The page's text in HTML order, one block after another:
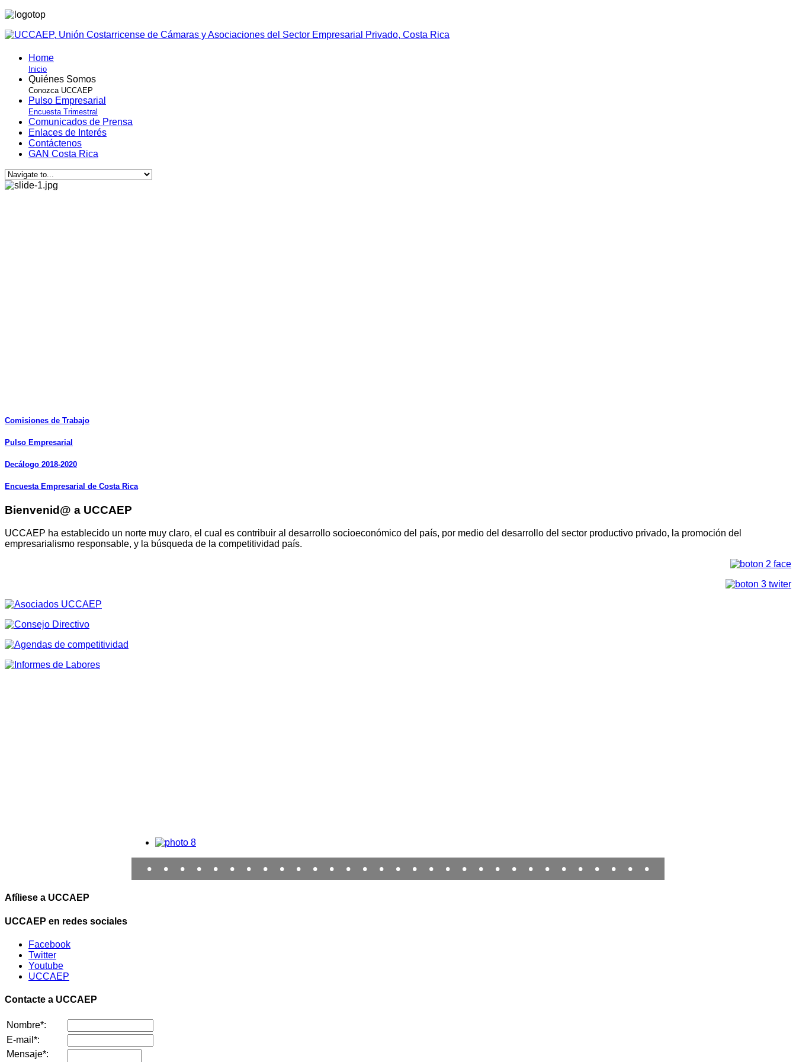
Home
Inicio
Quiénes Somos
Conozca UCCAEP
Pulso Empresarial
Encuesta Trimestral
Comunicados de Prensa
Enlaces de Interés
Contáctenos
GAN Costa Rica
Comisiones de Trabajo
Pulso Empresarial
Decálogo 2018-2020
Encuesta Empresarial de Costa Rica
Bienvenid@ a UCCAEP
UCCAEP ha establecido un norte muy claro, el cual es contribuir al desarrollo socioeconómico del país, por medio del desarrollo del sector productivo privado, la promoción del
empresarialismo responsable, y la búsqueda de la competitividad país.
• • • • • • • • • • • • • • • • • • • • • • • • • • • • • • •
Afíliese a UCCAEP
UCCAEP en redes sociales
Facebook
Twitter
Youtube
UCCAEP
Contacte a UCCAEP
Nombre*:
E-mail*:
Mensaje*: